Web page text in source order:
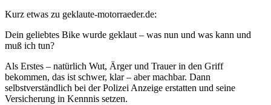
Kurz etwas zu geklaute-motorraeder.de:
Dein geliebtes Bike wurde geklaut – was nun und was kann und
muß ich tun?
Als Erstes – natürlich Wut, Ärger und Trauer in den Griff
bekommen, das ist schwer, klar – aber machbar. Dann
selbstverständlich bei der Polizei Anzeige erstatten und seine
Versicherung in Kennnis setzen.